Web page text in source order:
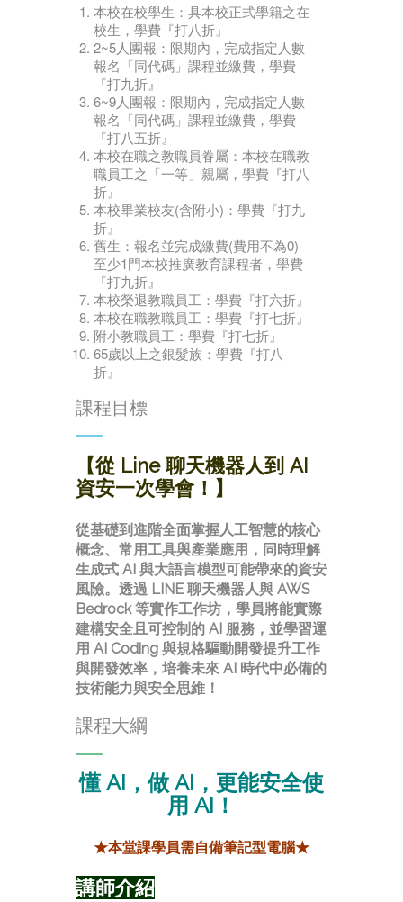
本校在校學生：具本校正式學籍之在
校生，學費『打八折』
2~5人團報：限期內，完成指定人數
報名「同代碼」課程並繳費，學費
『打九折』
6~9人團報：限期內，完成指定人數
報名「同代碼」課程並繳費，學費
『打八五折』
本校在職之教職員眷屬：本校在職教
職員工之「一等」親屬，學費『打八
折』
本校畢業校友(含附小)：學費『打九
折』
舊生：報名並完成繳費(費用不為0)
至少1門本校推廣教育課程者，學費
『打九折』
本校榮退教職員工：學費『打六折』
本校在職教職員工：學費『打七折』
附小教職員工：學費『打七折』
65歲以上之銀髮族：學費『打八
折』
課程目標
【從 Line 聊天機器人到 AI
資安一次學會！】
從基礎到進階全面掌握人工智慧的核心
概念、常用工具與產業應用，同時理解
生成式 AI 與大語言模型可能帶來的資安
風險。透過 LINE 聊天機器人與 AWS
Bedrock 等實作工作坊，學員將能實際
建構安全且可控制的 AI 服務，並學習運
用 AI Coding 與規格驅動開發提升工作
與開發效率，培養未來 AI 時代中必備的
技術能力與安全思維！
課程大綱
懂 AI，做 AI，更能安全使
用 AI！
★本堂課學員需自備筆記型電腦★
講師介紹